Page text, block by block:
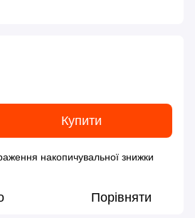
Купити
накопичувальної знижки
Порівняти